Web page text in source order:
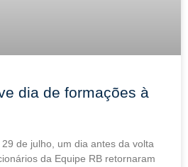
dia de formações à
de julho, um dia antes da volta
da Equipe RB retornaram